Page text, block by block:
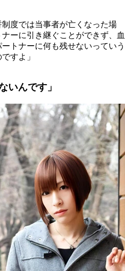
度では当事者が亡くなった場
ーに引き継ぐことができず、血
トナーに何も残せないっていう
すよ」
いんです」